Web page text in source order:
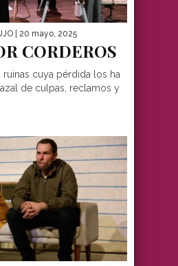
| 20 mayo, 2025
CORDEROS
cuya pérdida los ha
de culpas, reclamos y